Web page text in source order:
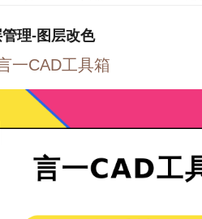
理-图层改色
一CAD工具箱